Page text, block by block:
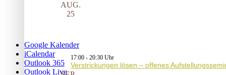
AUG.
25
17:00 - 20:30
Verstrickungen lösen – offenes
Google Kalender
iCalendar
Outlook 365
Outlook Live